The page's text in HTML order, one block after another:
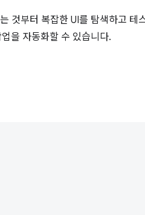
것부터 복잡한 UI를 탐색하고 테
을 자동화할 수 있습니다.